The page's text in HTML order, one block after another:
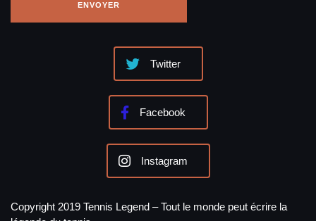
Twitter
Facebook
Instagram
Copyright 2019 Tennis Legend – Tout le monde peut écrire la